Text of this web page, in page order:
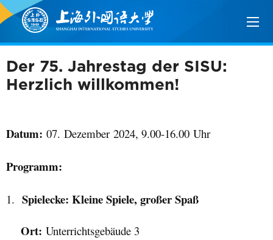
Der 75. Jahrestag der SISU:
Herzlich willkommen!
Datum: 07. Dezember 2024, 9.00-16.00 Uhr
Programm:
1. Spielecke: Kleine Spiele, großer Spaß
Ort: Unterrichtsgebäude 3